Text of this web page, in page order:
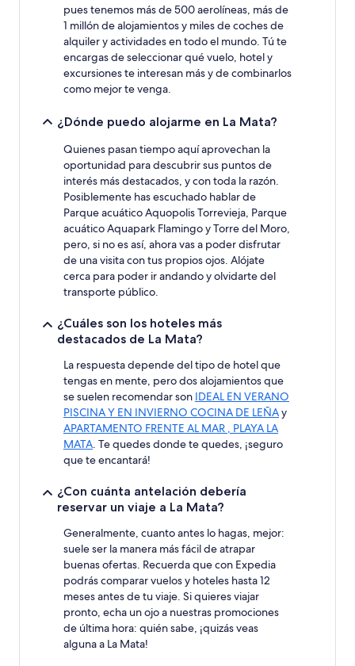
pues tenemos más de 500 aerolíneas, más de
1 millón de alojamientos y miles de coches de
alquiler y actividades en todo el mundo. Tú te
encargas de seleccionar qué vuelo, hotel y
excursiones te interesan más y de combinarlos
como mejor te venga.
¿Dónde puedo alojarme en La Mata?
Quienes pasan tiempo aquí aprovechan la
oportunidad para descubrir sus puntos de
interés más destacados, y con toda la razón.
Posiblemente has escuchado hablar de
Parque acuático Aquopolis Torrevieja, Parque
acuático Aquapark Flamingo y Torre del Moro,
pero, si no es así, ahora vas a poder disfrutar
de una visita con tus propios ojos. Alójate
cerca para poder ir andando y olvidarte del
transporte público.
¿Cuáles son los hoteles más
destacados de La Mata?
La respuesta depende del tipo de hotel que
tengas en mente, pero dos alojamientos que
se suelen recomendar son IDEAL EN VERANO
PISCINA Y EN INVIERNO COCINA DE LEÑAy
APARTAMENTO FRENTE AL MAR , PLAYA LA
MATA. Te quedes donde te quedes, ¡seguro
que te encantará!
¿Con cuánta antelación debería
reservar un viaje a La Mata?
Generalmente, cuanto antes lo hagas, mejor:
suele ser la manera más fácil de atrapar
buenas ofertas. Recuerda que con Expedia
podrás comparar vuelos y hoteles hasta 12
meses antes de tu viaje. Si quieres viajar
pronto, echa un ojo a nuestras promociones
de última hora: quién sabe, ¡quizás veas
alguna a La Mata!